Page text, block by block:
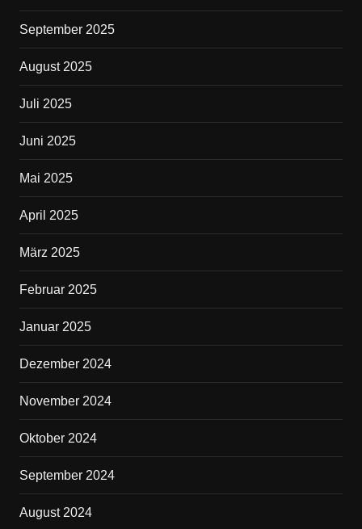
September 2025
August 2025
Juli 2025
Juni 2025
Mai 2025
April 2025
März 2025
Februar 2025
Januar 2025
Dezember 2024
November 2024
Oktober 2024
September 2024
August 2024